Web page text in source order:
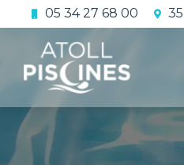
au
contenu
principal
05 34 27 68 00